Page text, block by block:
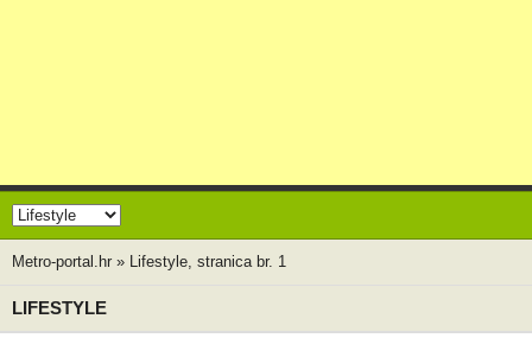
Metro-portal.hr » Lifestyle, stranica br. 1
LIFESTYLE